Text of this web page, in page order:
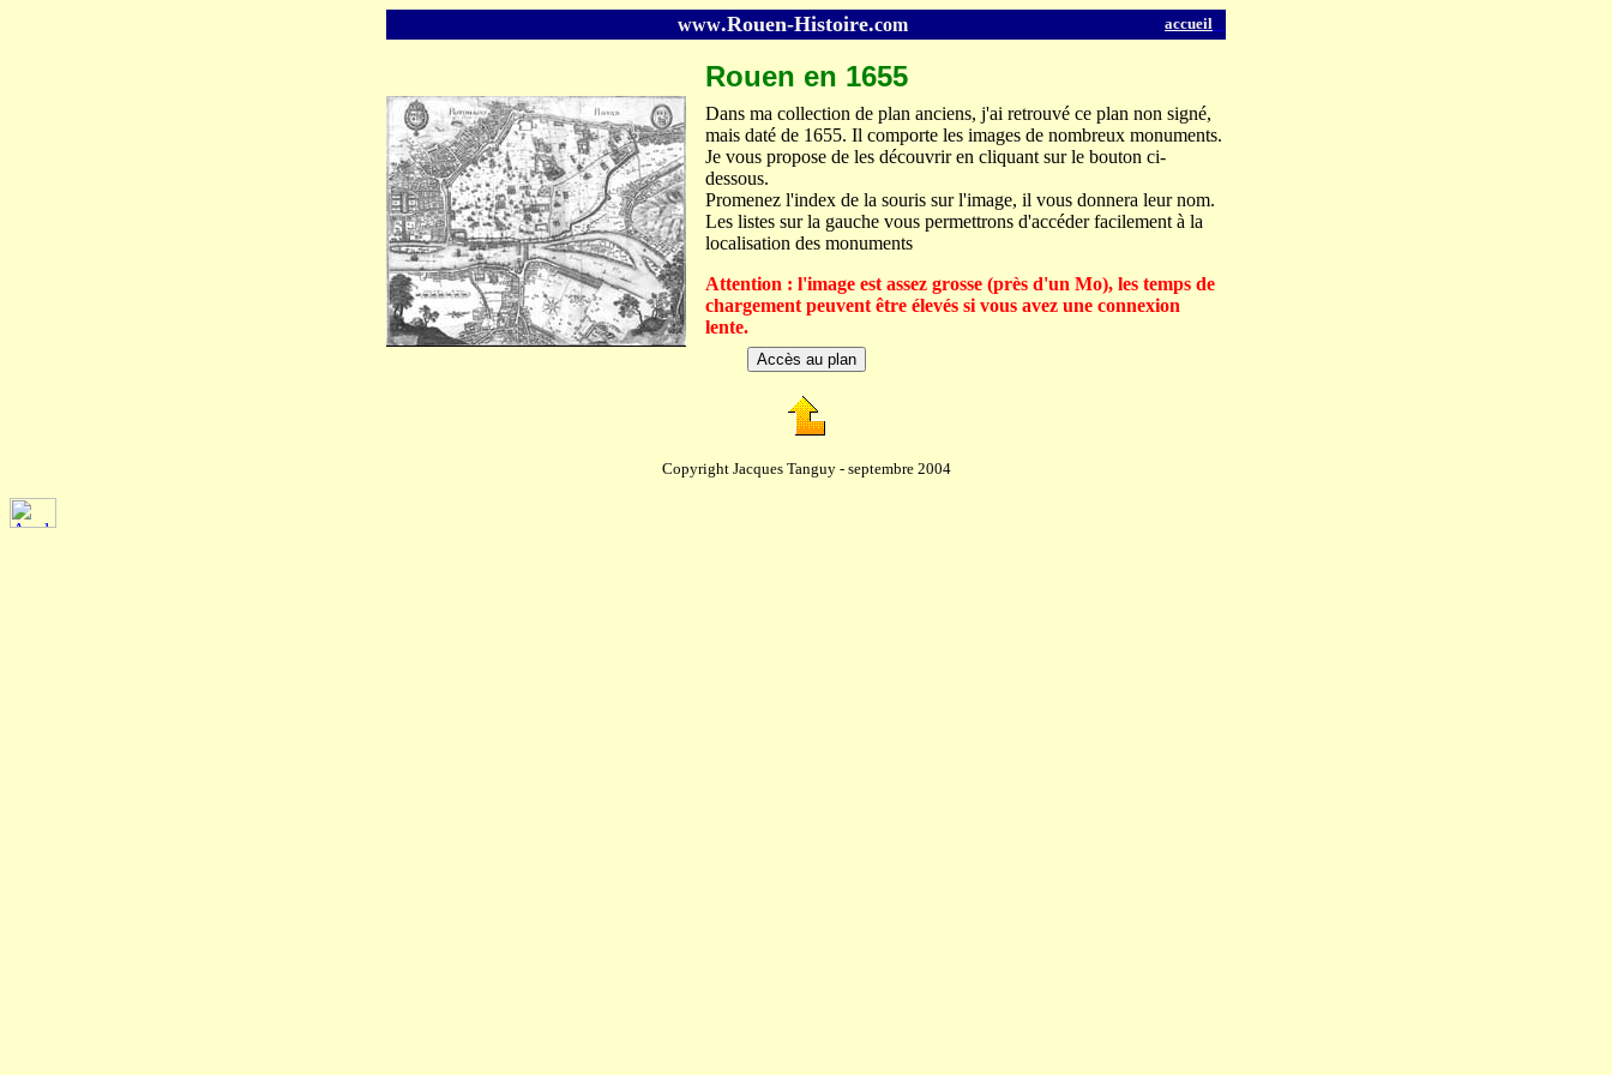
www.Rouen-Histoire.com accueil
Rouen en 1655
Dans ma collection de plan anciens, j'ai retrouvé ce plan non signé,
mais daté de 1655. Il comporte les images de nombreux monuments.
Je vous propose de les découvrir en cliquant sur le bouton ci-
dessous.
Promenez l'index de la souris sur l'image, il vous donnera leur nom.
Les listes sur la gauche vous permettrons d'accéder facilement à la
localisation des monuments
Attention : l'image est assez grosse (près d'un Mo), les temps de
chargement peuvent être élevés si vous avez une connexion
lente.
Copyright Jacques Tanguy - septembre 2004